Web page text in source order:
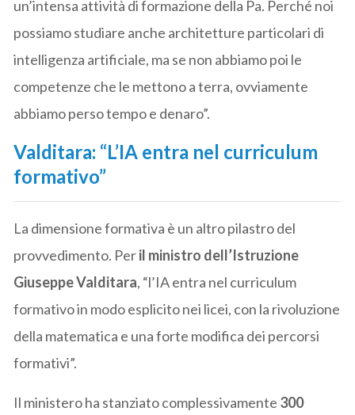
un’intensa attività di formazione della Pa. Perché noi
possiamo studiare anche architetture particolari di
intelligenza artificiale, ma se non abbiamo poi le
competenze che le mettono a terra, ovviamente
abbiamo perso tempo e denaro”.
Valditara: “L’IA entra nel curriculum
formativo”
La dimensione formativa è un altro pilastro del
provvedimento. Peril ministro dell’Istruzione
Giuseppe Valditara, “l’IA entra nel curriculum
formativo in modo esplicito nei licei, con la rivoluzione
della matematica e una forte modifica dei percorsi
formativi”.
Il ministero ha stanziato complessivamente 300